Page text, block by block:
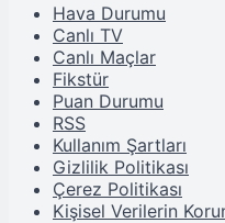
Hava Durumu
Canlı TV
Canlı Maçlar
Fikstür
Puan Durumu
RSS
Kullanım Şartları
Gizlilik Politikası
Çerez Politikası
Kişisel Verilerin